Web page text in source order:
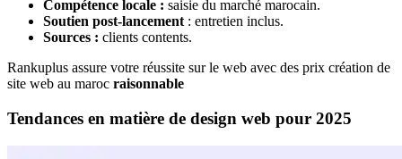
Compétence locale : saisie du marché marocain.
Soutien post-lancement : entretien inclus.
Sources : clients contents.
Rankuplus assure votre réussite sur le web avec des prix création de
site web au maroc raisonnable
Tendances en matière de design web pour 2025